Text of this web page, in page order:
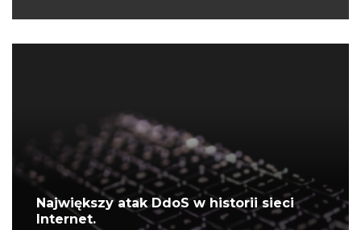
Największy atak DdoS w historii sieci
Internet.